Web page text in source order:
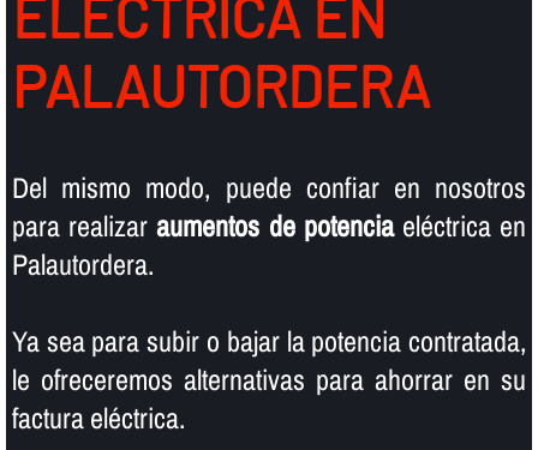
ELÉCTRICA EN
PALAUTORDERA
Del mismo modo, puede confiar en nosotros
para realizaraumentos de potenciaeléctrica en
Palautordera.
Ya sea para subir o bajar la potencia contratada,
le ofreceremos alternativas para ahorrar en su
factura eléctrica.